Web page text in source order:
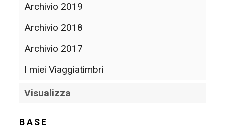
Archivio 2019
Archivio 2018
Archivio 2017
I miei Viaggiatimbri
Visualizza
BASE